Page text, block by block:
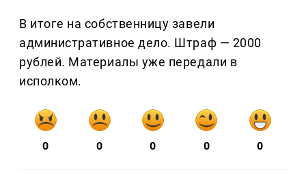
В итоге на собственницу завели
административное дело. Штраф — 2000
рублей. Материалы уже передали в
исполком.
0 0 0 0 0